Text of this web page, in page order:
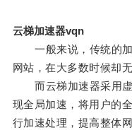
云梯加速器vqn
一般来说，传统的加
网站，在大多数时候却
而云梯加速器采用虚
现全局加速，将用户的
行加速处理，提高整体